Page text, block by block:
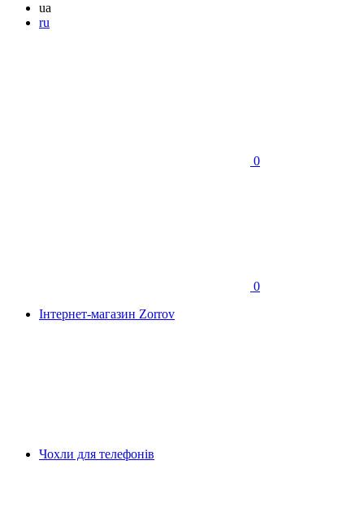
ua
ru
0
0
Інтернет-магазин Zorrov
Чохли для телефонів